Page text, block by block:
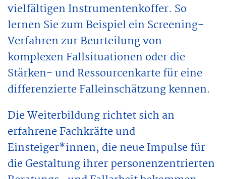
vielfältigen Instrumentenkoffer. So
lernen Sie zum Beispiel ein Screening-
Verfahren zur Beurteilung von
komplexen Fallsituationen oder die
Stärken- und Ressourcenkarte für eine
differenzierte Falleinschätzung kennen.
Die Weiterbildung richtet sich an
erfahrene Fachkräfte und
Einsteiger*innen, die neue Impulse für
die Gestaltung ihrer personenzentrierten